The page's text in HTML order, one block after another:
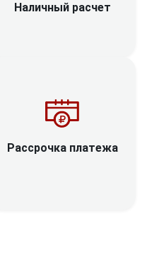
Наличный расчет
Рассрочка платежа